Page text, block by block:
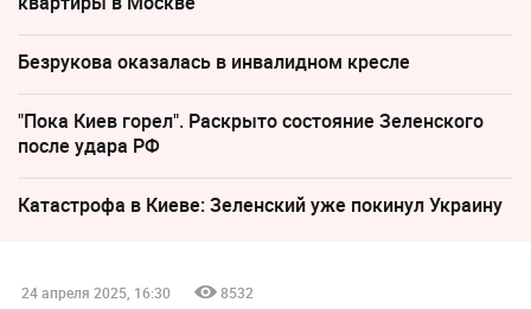
Безрукова оказалась в инвалидном кресле
"Пока Киев горел". Раскрыто состояние Зеленского
после удара РФ
Катастрофа в Киеве: Зеленский уже покинул Украину
24 апреля 2025, 16:30 8532